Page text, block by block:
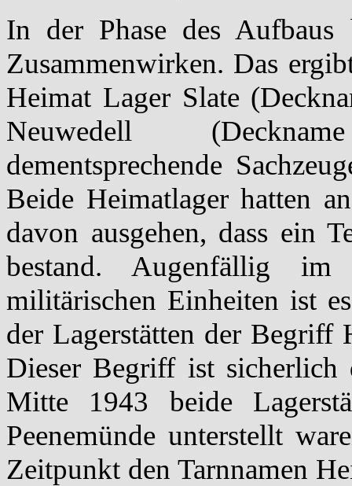
In der Phase des Aufbaus
Zusammenwirken. Das
Heimat Lager Slate
Neuwedell
dementsprechende
Beide Heimatlager hatten
davon ausgehen, dass ein
bestand. Augenfällig im
militärischen Einheiten ist
der Lagerstätten der Begriff
Dieser Begriff ist sicherlich
Mitte 1943 beide
Peenemünde unterstellt
Zeitpunkt den Tarnnamen